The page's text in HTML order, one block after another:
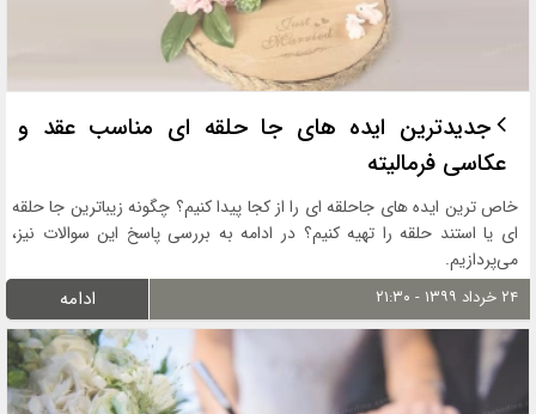
جدیدترین ایده های جا حلقه ای مناسب عقد و
عکاسی فرمالیته
خاص ترین ایده های جاحلقه ای را از کجا پیدا کنیم؟ چگونه زیباترین جا حلقه
ای یا استند حلقه را تهیه کنیم؟ در ادامه به بررسی پاسخ این سوالات نیز،
می‌پردازیم.
۲۴ خرداد ۱۳۹۹ - ۲۱:۳۰ ادامه